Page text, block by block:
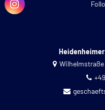
Heidenheimer
Wilhelmstraße